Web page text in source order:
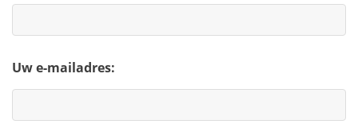
Uw e-mailadres: